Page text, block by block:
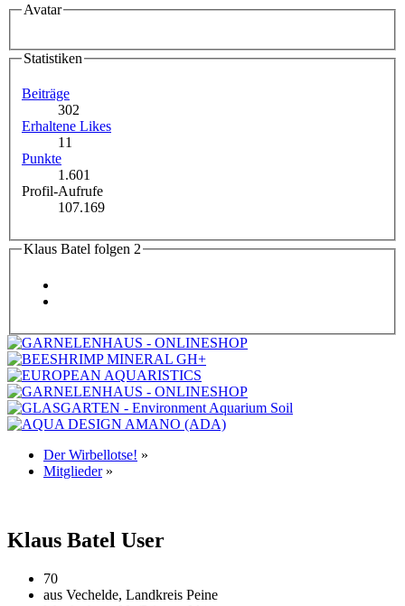
Avatar
Statistiken
Beiträge
302
Erhaltene Likes
11
Punkte
1.601
Profil-Aufrufe
107.169
Klaus Batel folgen 2
Der Wirbellotse! »
Mitglieder »
Klaus Batel User
70
aus Vechelde, Landkreis Peine